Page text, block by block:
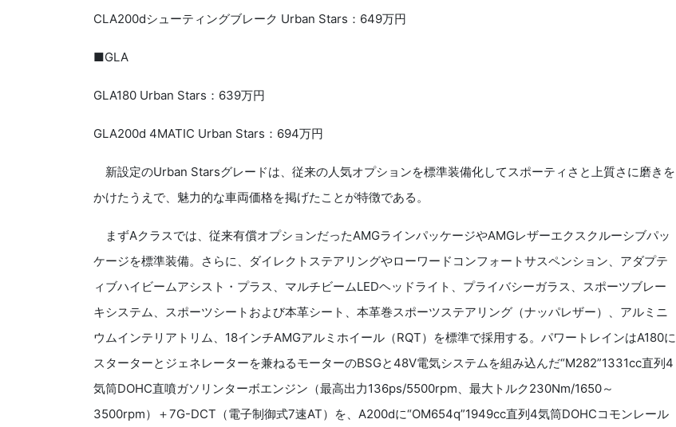
CLA200dシューティングブレーク Urban Stars：649万円
■GLA
GLA180 Urban Stars：639万円
GLA200d 4MATIC Urban Stars：694万円
新設定のUrban Starsグレードは、従来の人気オプションを標準装備化してスポーティさと上質さに磨きを
かけたうえで、魅力的な車両価格を掲げたことが特徴である。
まずAクラスでは、従来有償オプションだったAMGラインパッケージやAMGレザーエクスクルーシブパッ
ケージを標準装備。さらに、ダイレクトステアリングやローワードコンフォートサスペンション、アダプテ
ィブハイビームアシスト・プラス、マルチビームLEDヘッドライト、プライバシーガラス、スポーツブレー
キシステム、スポーツシートおよび本革シート、本革巻スポーツステアリング（ナッパレザー）、アルミニ
ウムインテリアトリム、18インチAMGアルミホイール（RQT）を標準で採用する。パワートレインはA180に
スターターとジェネレーターを兼ねるモーターのBSGと48V電気システムを組み込んだ“M282”1331cc直列4
気筒DOHC直噴ガソリンターボエンジン（最高出力136ps/5500rpm、最大トルク230Nm/1650～
3500rpm）＋7G-DCT（電子制御式7速AT）を、A200dに“OM654q”1949cc直列4気筒DOHCコモンレール